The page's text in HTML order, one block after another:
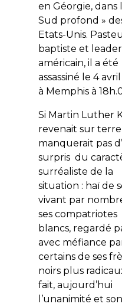
en Géorgie, dans
Sud profond »
Etats-Unis.
baptiste et
américain, il a été
assassiné le 4 avril
à Memphis à
Si Martin Luther
revenait sur
manquerait pas
surpris du
surréaliste de la
situation : haï de
vivant par
ses compatriotes
blancs, regardé
avec méfiance
certains de ses
noirs plus
fait, aujourd’hui
l’unanimité et